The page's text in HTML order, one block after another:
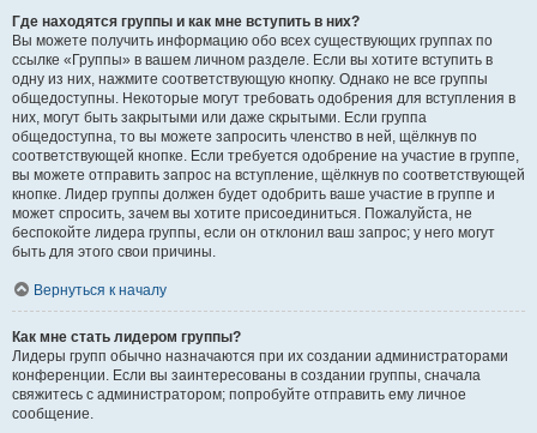
Где находятся группы и как мне вступить в них?
Вы можете получить информацию обо всех существующих группах по
ссылке «Группы» в вашем личном разделе. Если вы хотите вступить в
одну из них, нажмите соответствующую кнопку. Однако не все группы
общедоступны. Некоторые могут требовать одобрения для вступления в
них, могут быть закрытыми или даже скрытыми. Если группа
общедоступна, то вы можете запросить членство в ней, щёлкнув по
соответствующей кнопке. Если требуется одобрение на участие в группе,
вы можете отправить запрос на вступление, щёлкнув по соответствующей
кнопке. Лидер группы должен будет одобрить ваше участие в группе и
может спросить, зачем вы хотите присоединиться. Пожалуйста, не
беспокойте лидера группы, если он отклонил ваш запрос; у него могут
быть для этого свои причины.
Вернуться к началу
Как мне стать лидером группы?
Лидеры групп обычно назначаются при их создании администраторами
конференции. Если вы заинтересованы в создании группы, сначала
свяжитесь с администратором; попробуйте отправить ему личное
сообщение.